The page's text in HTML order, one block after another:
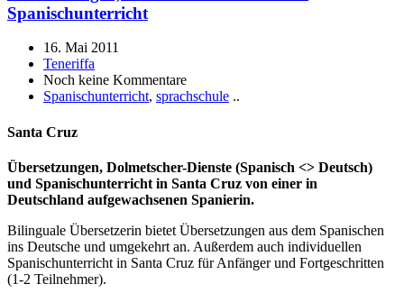
Spanischunterricht
16. Mai 2011
Teneriffa
Noch keine Kommentare
Spanischunterricht, sprachschule ..
Santa Cruz
Übersetzungen, Dolmetscher-Dienste (Spanisch <> Deutsch)
und Spanischunterricht in Santa Cruz von einer in
Deutschland aufgewachsenen Spanierin.
Bilinguale Übersetzerin bietet Übersetzungen aus dem Spanischen
ins Deutsche und umgekehrt an. Außerdem auch individuellen
Spanischunterricht in Santa Cruz für Anfänger und Fortgeschritten
(1-2 Teilnehmer).